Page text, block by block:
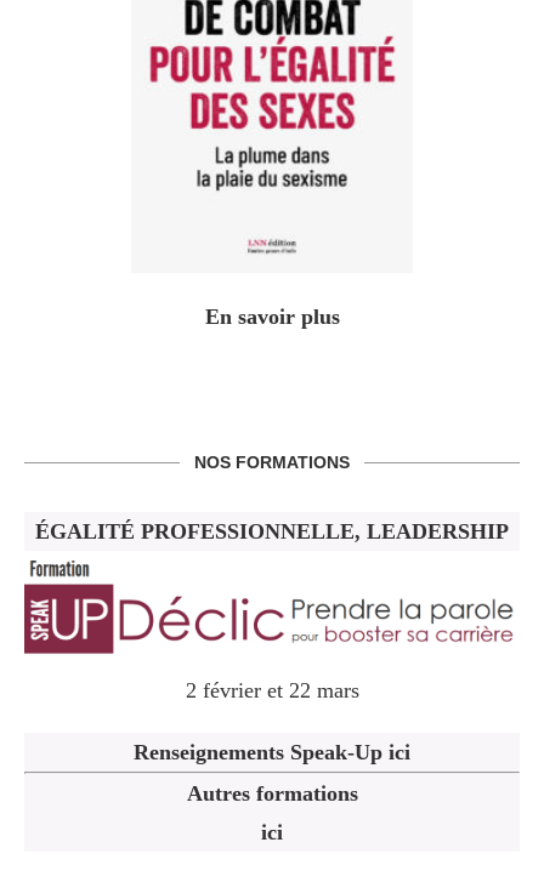
En savoir plus
NOS FORMATIONS
ÉGALITÉ PROFESSIONNELLE, LEADERSHIP
2 février et 22 mars
Renseignements Speak-Up ici
Autres formations
ici